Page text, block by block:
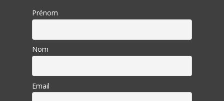
Prénom
Nom
Email